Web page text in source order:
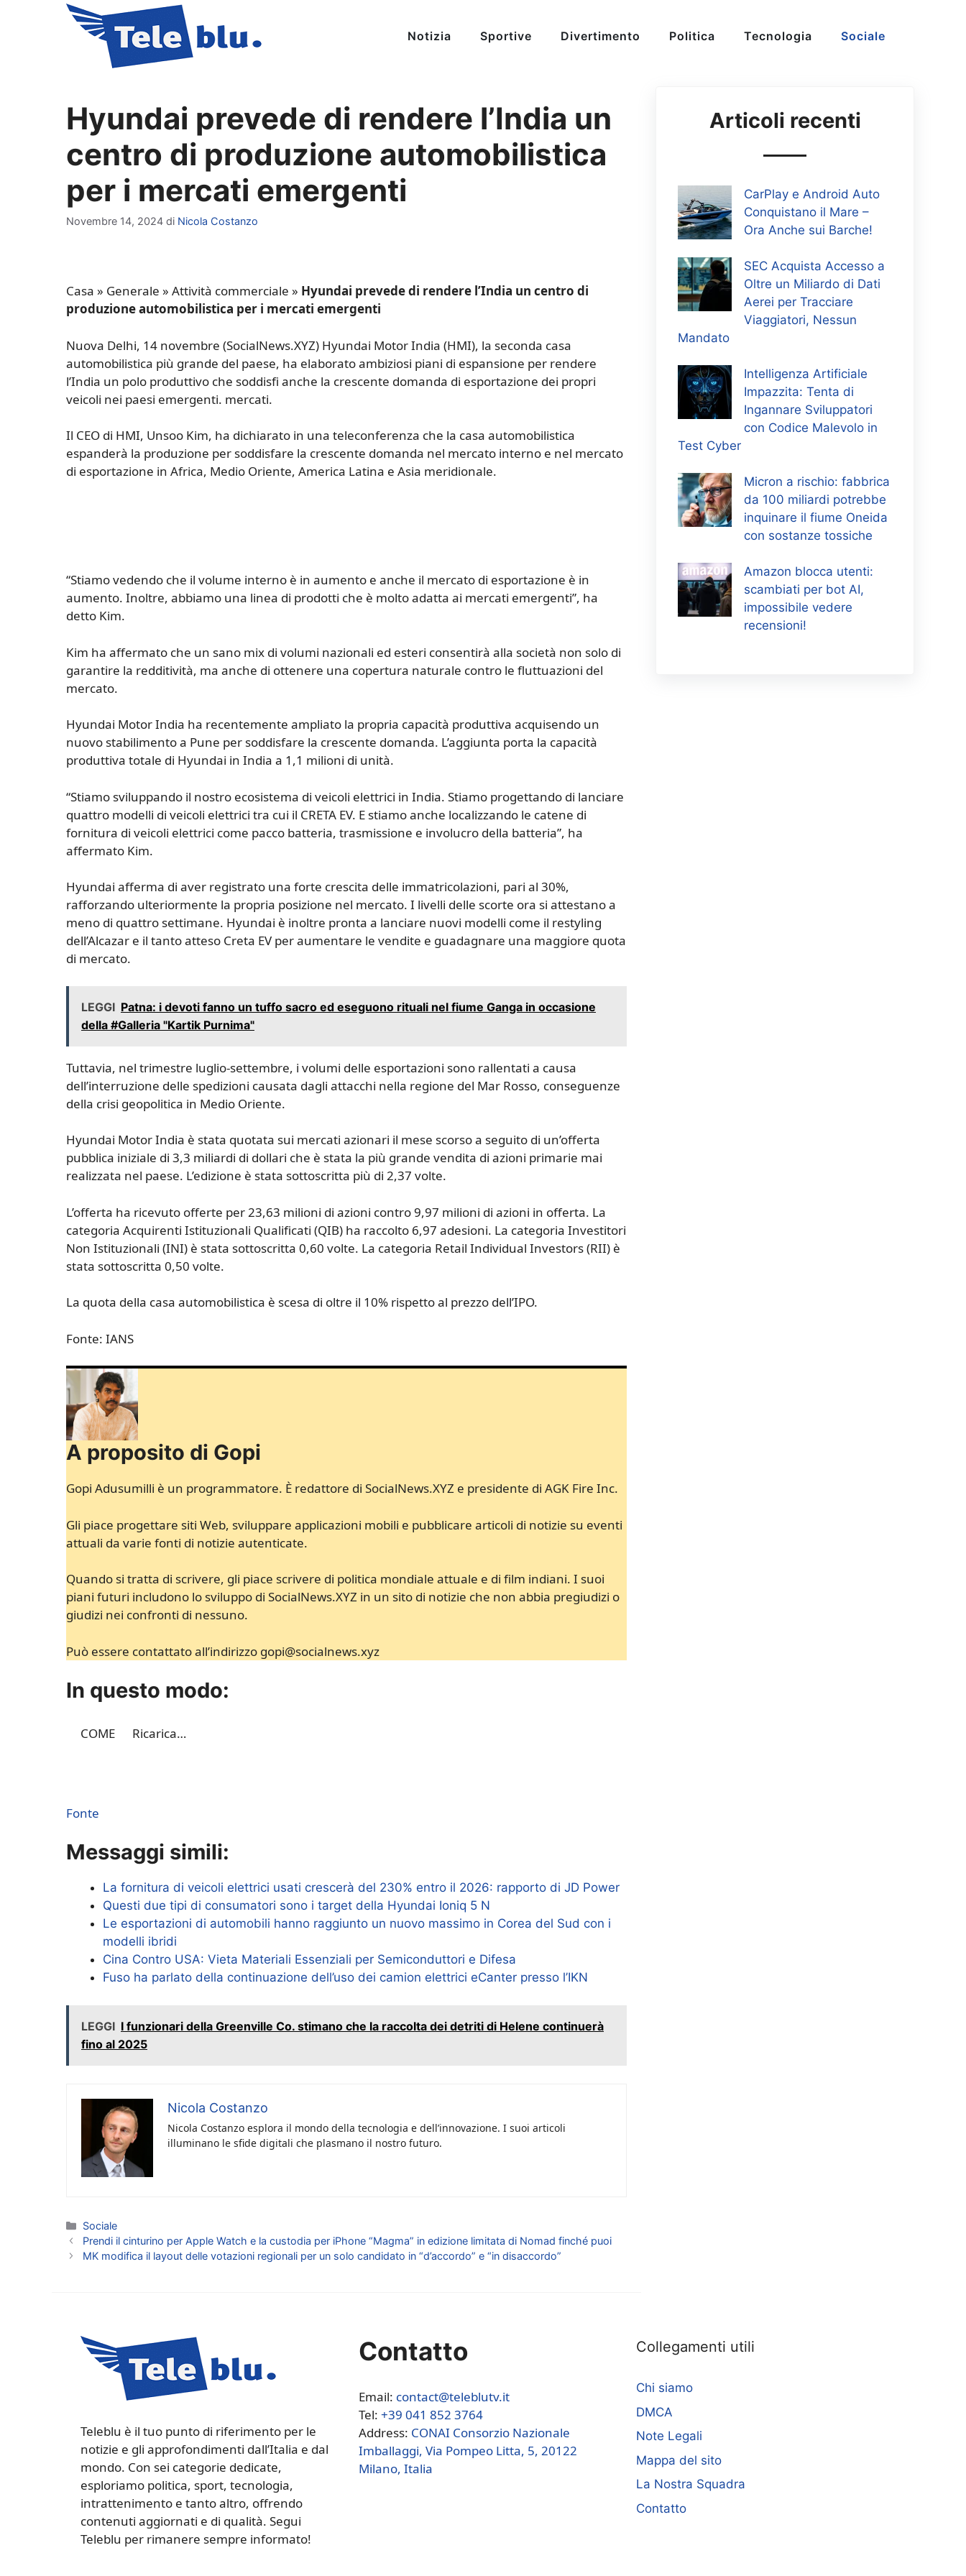
Notizia Sportive Divertimento Politica Tecnologia Sociale
Hyundai prevede di rendere l’India un
centro di produzione automobilistica
per i mercati emergenti
Novembre 14, 2024 di Nicola Costanzo
Casa » Generale » Attività commerciale » Hyundai prevede di rendere l’India un centro di
produzione automobilistica per i mercati emergenti
Nuova Delhi, 14 novembre (SocialNews.XYZ) Hyundai Motor India (HMI), la seconda casa
automobilistica più grande del paese, ha elaborato ambiziosi piani di espansione per rendere
l’India un polo produttivo che soddisfi anche la crescente domanda di esportazione dei propri
veicoli nei paesi emergenti. mercati.
Il CEO di HMI, Unsoo Kim, ha dichiarato in una teleconferenza che la casa automobilistica
espanderà la produzione per soddisfare la crescente domanda nel mercato interno e nel mercato
di esportazione in Africa, Medio Oriente, America Latina e Asia meridionale.
“Stiamo vedendo che il volume interno è in aumento e anche il mercato di esportazione è in
aumento. Inoltre, abbiamo una linea di prodotti che è molto adatta ai mercati emergenti”, ha
detto Kim.
Kim ha affermato che un sano mix di volumi nazionali ed esteri consentirà alla società non solo di
garantire la redditività, ma anche di ottenere una copertura naturale contro le fluttuazioni del
mercato.
Hyundai Motor India ha recentemente ampliato la propria capacità produttiva acquisendo un
nuovo stabilimento a Pune per soddisfare la crescente domanda. L’aggiunta porta la capacità
produttiva totale di Hyundai in India a 1,1 milioni di unità.
“Stiamo sviluppando il nostro ecosistema di veicoli elettrici in India. Stiamo progettando di lanciare
quattro modelli di veicoli elettrici tra cui il CRETA EV. E stiamo anche localizzando le catene di
fornitura di veicoli elettrici come pacco batteria, trasmissione e involucro della batteria”, ha
affermato Kim.
Hyundai afferma di aver registrato una forte crescita delle immatricolazioni, pari al 30%,
rafforzando ulteriormente la propria posizione nel mercato. I livelli delle scorte ora si attestano a
meno di quattro settimane. Hyundai è inoltre pronta a lanciare nuovi modelli come il restyling
dell’Alcazar e il tanto atteso Creta EV per aumentare le vendite e guadagnare una maggiore quota
di mercato.
LEGGI Patna: i devoti fanno un tuffo sacro ed eseguono rituali nel fiume Ganga in occasione
della #Galleria "Kartik Purnima"
Tuttavia, nel trimestre luglio-settembre, i volumi delle esportazioni sono rallentati a causa
dell’interruzione delle spedizioni causata dagli attacchi nella regione del Mar Rosso, conseguenze
della crisi geopolitica in Medio Oriente.
Hyundai Motor India è stata quotata sui mercati azionari il mese scorso a seguito di un’offerta
pubblica iniziale di 3,3 miliardi di dollari che è stata la più grande vendita di azioni primarie mai
realizzata nel paese. L’edizione è stata sottoscritta più di 2,37 volte.
L’offerta ha ricevuto offerte per 23,63 milioni di azioni contro 9,97 milioni di azioni in offerta. La
categoria Acquirenti Istituzionali Qualificati (QIB) ha raccolto 6,97 adesioni. La categoria Investitori
Non Istituzionali (INI) è stata sottoscritta 0,60 volte. La categoria Retail Individual Investors (RII) è
stata sottoscritta 0,50 volte.
La quota della casa automobilistica è scesa di oltre il 10% rispetto al prezzo dell’IPO.
Fonte: IANS
A proposito di Gopi
Gopi Adusumilli è un programmatore. È redattore di SocialNews.XYZ e presidente di AGK Fire Inc.
Gli piace progettare siti Web, sviluppare applicazioni mobili e pubblicare articoli di notizie su eventi
attuali da varie fonti di notizie autenticate.
Quando si tratta di scrivere, gli piace scrivere di politica mondiale attuale e di film indiani. I suoi
piani futuri includono lo sviluppo di SocialNews.XYZ in un sito di notizie che non abbia pregiudizi o
giudizi nei confronti di nessuno.
Può essere contattato all’indirizzo gopi@socialnews.xyz
In questo modo:
COME Ricarica…
Fonte
Messaggi simili:
La fornitura di veicoli elettrici usati crescerà del 230% entro il 2026: rapporto di JD Power
Questi due tipi di consumatori sono i target della Hyundai Ioniq 5 N
Le esportazioni di automobili hanno raggiunto un nuovo massimo in Corea del Sud con i
modelli ibridi
Cina Contro USA: Vieta Materiali Essenziali per Semiconduttori e Difesa
Fuso ha parlato della continuazione dell’uso dei camion elettrici eCanter presso l’IKN
LEGGI I funzionari della Greenville Co. stimano che la raccolta dei detriti di Helene continuerà
fino al 2025
Nicola Costanzo
Nicola Costanzo esplora il mondo della tecnologia e dell’innovazione. I suoi articoli
illuminano le sfide digitali che plasmano il nostro futuro.
Categorie
Sociale
Prendi il cinturino per Apple Watch e la custodia per iPhone “Magma” in edizione limitata di Nomad finché puoi
MK modifica il layout delle votazioni regionali per un solo candidato in “d’accordo” e “in disaccordo”
Articoli recenti
CarPlay e Android Auto
Conquistano il Mare –
Ora Anche sui Barche!
SEC Acquista Accesso a
Oltre un Miliardo di Dati
Aerei per Tracciare
Viaggiatori, Nessun
Mandato
Intelligenza Artificiale
Impazzita: Tenta di
Ingannare Sviluppatori
con Codice Malevolo in
Test Cyber
Micron a rischio: fabbrica
da 100 miliardi potrebbe
inquinare il fiume Oneida
con sostanze tossiche
Amazon blocca utenti:
scambiati per bot AI,
impossibile vedere
recensioni!
Teleblu è il tuo punto di riferimento per le
notizie e gli approfondimenti dall’Italia e dal
mondo. Con sei categorie dedicate,
esploriamo politica, sport, tecnologia,
intrattenimento e tanto altro, offrendo
contenuti aggiornati e di qualità. Segui
Teleblu per rimanere sempre informato!
Contatto
Email: contact@teleblutv.it
Tel: +39 041 852 3764
Address: CONAI Consorzio Nazionale
Imballaggi, Via Pompeo Litta, 5, 20122
Milano, Italia
Collegamenti utili
Chi siamo
DMCA
Note Legali
Mappa del sito
La Nostra Squadra
Contatto